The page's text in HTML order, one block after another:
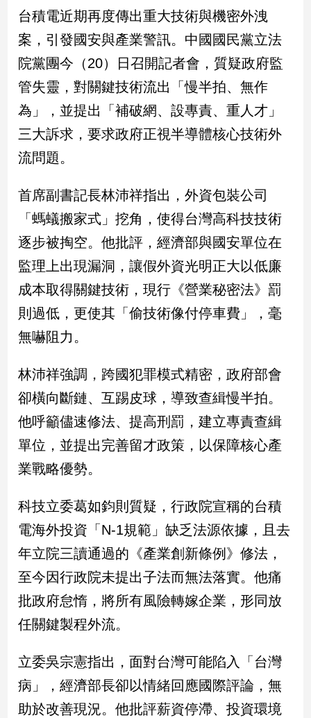
政
治
政
治
焦
品
觀
點
民
國
會
點
觀
點
兩
國
際
會/
地
方
新
病
專
區
南
台
觀
點
南
台積電近期再度傳出重大技術與機密外洩
案，引發國安與產業警訊。中國國民黨立法
院黨團今（20）日召開記者會，質疑政府監
管失靈，對關鍵技術流出「慢半拍、無作
為」，並提出「補破網、設專責、重人才」
三大訴求，要求政府正視半導體核心技術外
流問題。
首席副書記長林沛祥指出，外資包裝公司
「螞蟻搬家式」挖角，使得台灣高科技技術
逐步被掏空。他批評，經濟部與國安單位在
監理上出現漏洞，讓假外資光明正大以低廉
成本取得關鍵技術，現行《營業秘密法》罰
則過低，更使其「偷技術像付停車費」，毫
無嚇阻力。
林沛祥強調，跨國犯罪模式精密，政府部會
卻橫向斷鏈、互踢皮球，導致查緝慢半拍。
他呼籲儘速修法、提高刑罰，建立專責查緝
單位，並提出完善留才政策，以保障核心產
業戰略優勢。
科技立委葛如鈞則質疑，行政院宣稱的台積
電海外投資「N-1規範」缺乏法源依據，且去
年立院三讀通過的《產業創新條例》修法，
至今因行政院未提出子法而無法落實。他痛
批政府怠惰，將所有風險轉嫁企業，形同放
任關鍵製程外流。
立委吳宗憲指出，面對台灣可能陷入「台灣
病」，經濟部長卻以情緒回應國際評論，無
助於改善現況。他批評薪資停滯、投資環境